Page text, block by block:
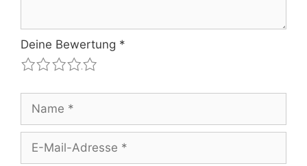
Deine Bewertung *
4
3
2
1
Name